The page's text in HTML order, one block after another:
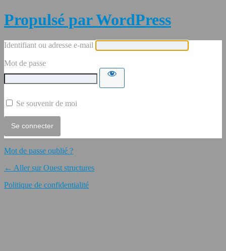
Propulsé par WordPress
Identifiant ou adresse e-mail
Mot de passe
Se souvenir de moi
Mot de passe oublié ?
← Aller sur Ouest structures
Politique de confidentialité